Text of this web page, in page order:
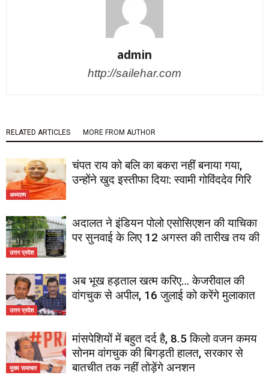
admin
http://sailehar.com
RELATED ARTICLES MORE FROM AUTHOR
अध्यात्म
चंपत राय को बलि का बकरा नहीं बनाया गया,
उन्होंने खुद इस्तीफा दिया: स्वामी गोविंददेव गिरि
उत्तर प्रदेश
अदालत ने इंडियन पोलो एसोसिएशन की याचिका
पर सुनवाई के लिए 12 अगस्त की तारीख तय की
उत्तर प्रदेश
अब भूख हड़ताल खत्म करिए… केजरीवाल की
वांगचुक से अपील, 16 जुलाई को करेंगे मुलाकात
मुख्य समाचार
मांसपेशियों में बहुत दर्द है, 8.5 किलो वजन कमय
सोनम वांगचुक की बिगड़ती हालत, सरकार से
बातचीत तक नहीं तोड़ेंगे अनशन